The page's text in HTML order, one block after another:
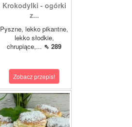
Krokodylki - ogórki
z...
Pyszne, lekko pikantne,
lekko słodkie,
chrupiące,... ⇖ 289
Zobacz przepis!